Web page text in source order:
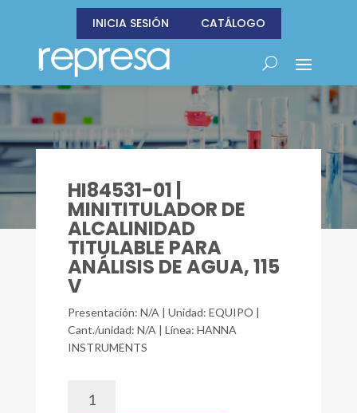
INICIA SESIÓN CATÁLOGO
HI84531-01 |
MINITITULADOR DE
ALCALINIDAD
TITULABLE PARA
ANÁLISIS DE AGUA, 115
V
Presentación: N/A | Unidad: EQUIPO |
Cant./unidad: N/A | Línea: HANNA
INSTRUMENTS